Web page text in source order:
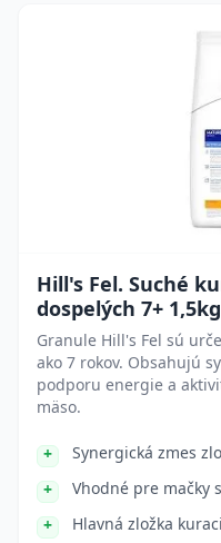
Hill's Fel. Suché
dospelých 7+ 1,5kg
Granule Hill's Fel sú
ako 7 rokov. Obsahujú
podporu energie a
mäso.
Synergická zmes
Vhodné pre mačky
Hlavná zložka